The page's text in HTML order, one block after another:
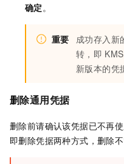
确定。
重要
成功存入新
转，即 KMS
新版本的凭
删除通用凭据
删除前请确认该凭据已不再
即删除凭据两种方式，删除不